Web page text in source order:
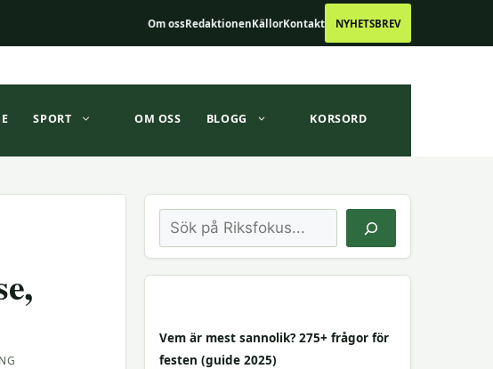
Om ossRedaktionenKällorKontakt NYHETSBREV
SPORT OM OSS BLOGG KORSORD
Sök
Vem är mest sannolik? 275+ frågor för
festen (guide 2025)